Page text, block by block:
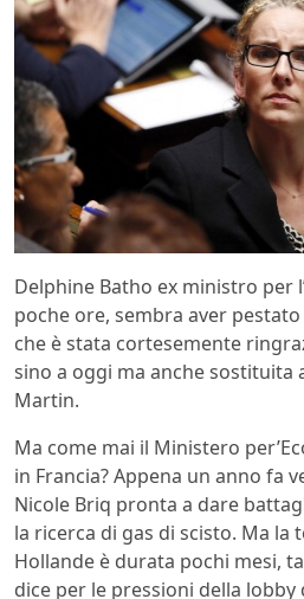
Delphine Batho ex ministro per
poche ore, sembra aver
che è stata cortesemente
sino a oggi ma anche sostituita
Martin.
Ma come mai il Ministero
in Francia? Appena un anno fa
Nicole Briq pronta a dare
la ricerca di gas di scisto. Ma la
Hollande è durata pochi mesi,
dice per le pressioni della